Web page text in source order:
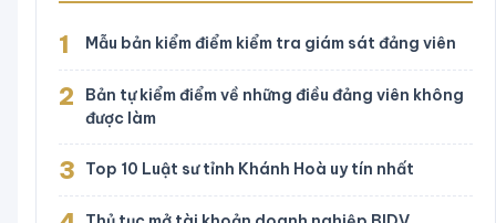
1 Mẫu bản kiểm điểm kiểm tra giám sát đảng viên
2
Bản tự kiểm điểm về những điều đảng viên không
được làm
3 Top 10 Luật sư tỉnh Khánh Hoà uy tín nhất